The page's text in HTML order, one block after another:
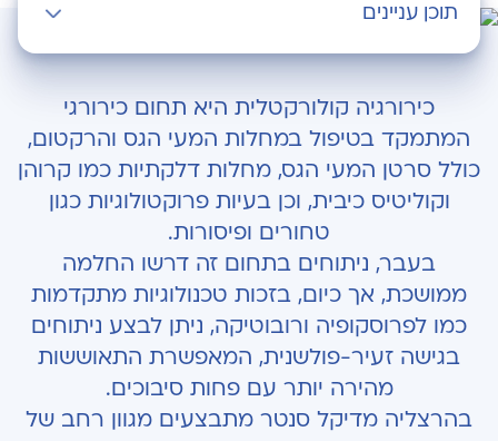
תוכן עניינים
מגוון הבעיות המטופלות על ידי מומחה לכירורגיה
קולורקטלית
טיפולים וניתוחים המבוצעים בהרצליה מדיקל סנטר
יתרונות הגישה הזעיר-פולשנית
כירורגיה קולורקטלית היא תחום כירורגי
המתמקד בטיפול במחלות המעי הגס והרקטום,
כולל סרטן המעי הגס, מחלות דלקתיות כמו קרוהן
וקוליטיס כיבית, וכן בעיות פרוקטולוגיות כגון
טחורים ופיסורות.
בעבר, ניתוחים בתחום זה דרשו החלמה
ממושכת, אך כיום, בזכות טכנולוגיות מתקדמות
כמו לפרוסקופיה ורובוטיקה, ניתן לבצע ניתוחים
בגישה זעיר-פולשנית, המאפשרת התאוששות
מהירה יותר עם פחות סיבוכים.
בהרצליה מדיקל סנטר מתבצעים מגוון רחב של